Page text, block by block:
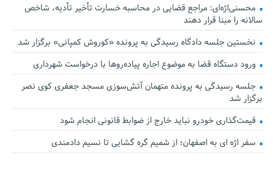
محسنی‌اژه‌ای: مراجع قضایی در محاسبه خسارت تأخیر تأدیه، شاخص
سالانه را مبنا قرار دهند
نخستین جلسه دادگاه رسیدگی به پرونده «کوروش کمپانی» برگزار شد
ورود دستگاه قضا به موضوع اجاره پیاده‌روها با درخواست شهرداری
جلسه رسیدگی به پرونده متهمان آتش‌سوزی مسجد جعفری کوی نصر
برگزار شد
قیمت‌گذاری خودرو نباید خارج از ضوابط قانونی انجام شود
سفر اژه ای به اصفهان؛ از شمیم گره گشایی تا نسیم دادمندی